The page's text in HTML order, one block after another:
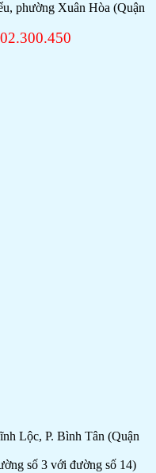
phường Xuân Hòa (Quận
Lộc, P. Bình Tân (Quận
số 3 với đường số 14)